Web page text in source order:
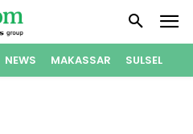
NEWS MAKASSAR SULSEL